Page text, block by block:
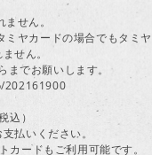
せん。
ヤカードの場合でもタミヤ
せん。
でお願いします。
202161900
込）
払いください。
ードもご利用可能です。